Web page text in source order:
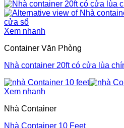
Xem nhanh
Container Văn Phòng
Nhà container 20ft có cửa lùa
Xem nhanh
Nhà Container
Nhà Container 10 Feet